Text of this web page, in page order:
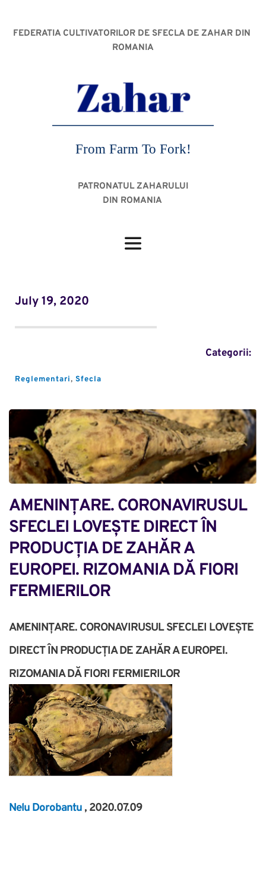
FEDERATIA CULTIVATORILOR DE SFECLA DE ZAHAR DIN
ROMANIA
From Farm To Fork!
PATRONATUL ZAHARULUI
DIN ROMANIA
July 19, 2020
Categorii:
Reglementari, Sfecla
AMENINȚARE. CORONAVIRUSUL
SFECLEI LOVEȘTE DIRECT ÎN
PRODUCȚIA DE ZAHĂR A
EUROPEI. RIZOMANIA DĂ FIORI
FERMIERILOR
AMENINȚARE. CORONAVIRUSUL SFECLEI LOVEȘTE
DIRECT ÎN PRODUCȚIA DE ZAHĂR A EUROPEI.
RIZOMANIA DĂ FIORI FERMIERILOR
Nelu Dorobantu , 2020.07.09